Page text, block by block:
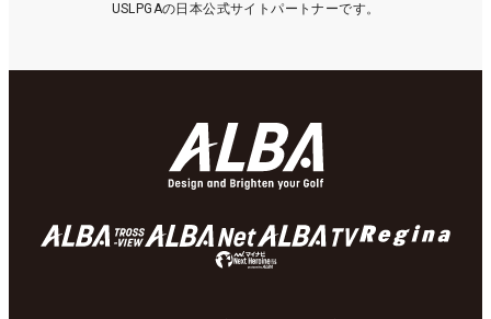
USLPGAの日本公式サイトパートナーです。